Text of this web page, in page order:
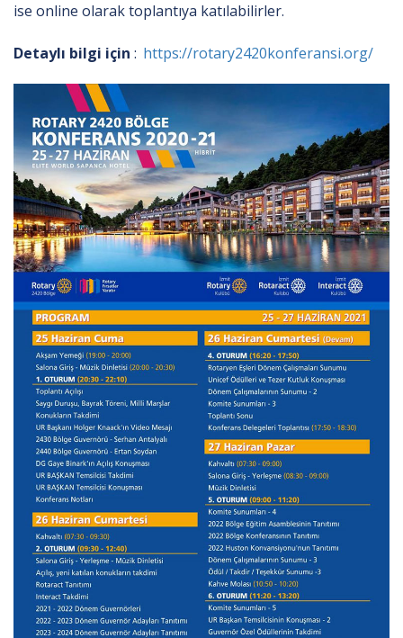
ise online olarak toplantıya katılabilirler.
Detaylı bilgi için : https://rotary2420konferansi.org/